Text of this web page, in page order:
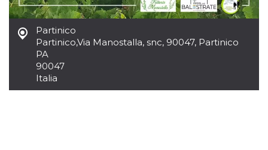
Partinico
Partinico,Via Manostalla, snc, 90047, Partinico
PA
90047
Italia